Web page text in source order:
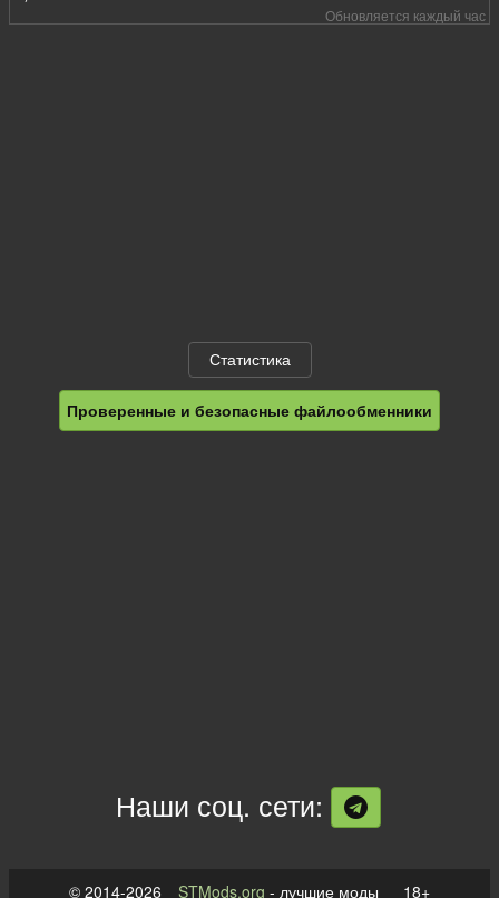
Обновляется каждый час
Статистика
Проверенные и безопасные файлообменники
Наши соц. сети:
© 2014-2026 STMods.org - лучшие моды 18+